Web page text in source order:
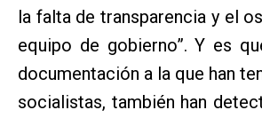
la falta de transparencia y el
equipo de gobierno”. Y es
documentación a la que han
socialistas, también han